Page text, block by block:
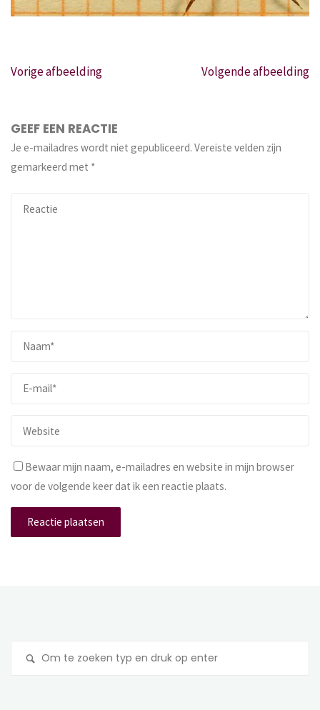
Vorige afbeelding Volgende afbeelding
GEEF EEN REACTIE
Je e-mailadres wordt niet gepubliceerd. Vereiste velden zijn
gemarkeerd met *
Bewaar mijn naam, e-mailadres en website in mijn browser
voor de volgende keer dat ik een reactie plaats.